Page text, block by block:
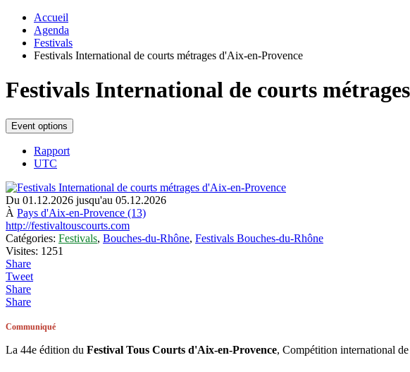
Accueil
Agenda
Festivals
Festivals International de courts métrages d'Aix-en-Provence
Festivals International de courts
Event options
Rapport
UTC
Du 01.12.2026 jusqu'au 05.12.2026
À Pays d'Aix-en-Provence (13)
http://festivaltouscourts.com
Catégories: Festivals, Bouches-du-Rhône, Festivals Bouches-du-Rhône
Visites: 1251
Share
Tweet
Share
Share
Communiqué
La 44e édition du Festival Tous Courts d'Aix-en-Provence, Compétition international